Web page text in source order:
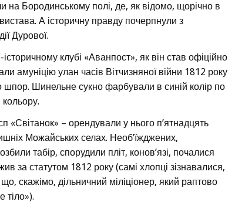
на Бородинському полі, де, як відомо, щорічно в
А історичну правду почерпнули з
Дурової.
клубі «Аванпост», як він став офіційно
амуніцію улан часів Вітчизняної війни 1812 року
шпор. Шинельне сукно фарбували в синій колір по
«Світанок» – орендували у нього п’ятнадцять
Можайських селах. Необ’їжджених,
табір, спорудили пліт, конов’язі, почалися
за статутом 1812 року (самі хлопці зізнавалися,
скажімо, дільничний міліціонер, який раптово
тіло»).